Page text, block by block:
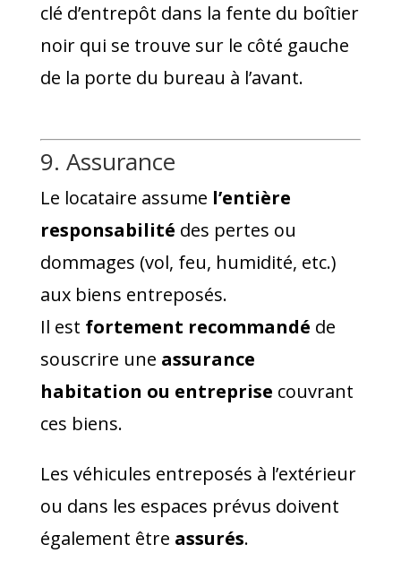
clé d’entrepôt dans la fente du boîtier
noir qui se trouve sur le côté gauche
de la porte du bureau à l’avant.
9. Assurance
Le locataire assume l’entière
responsabilité des pertes ou
dommages (vol, feu, humidité, etc.)
aux biens entreposés.
Il est fortement recommandé de
souscrire une assurance
habitation ou entreprise couvrant
ces biens.
Les véhicules entreposés à l’extérieur
ou dans les espaces prévus doivent
également être assurés.